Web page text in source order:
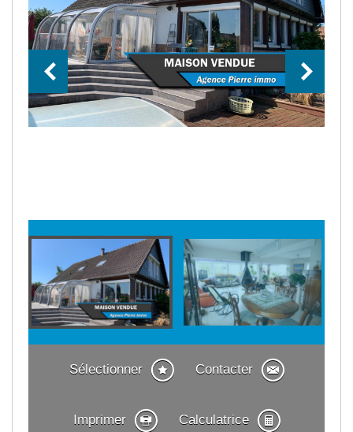
Sélectionner Contacter
Imprimer Calculatrice